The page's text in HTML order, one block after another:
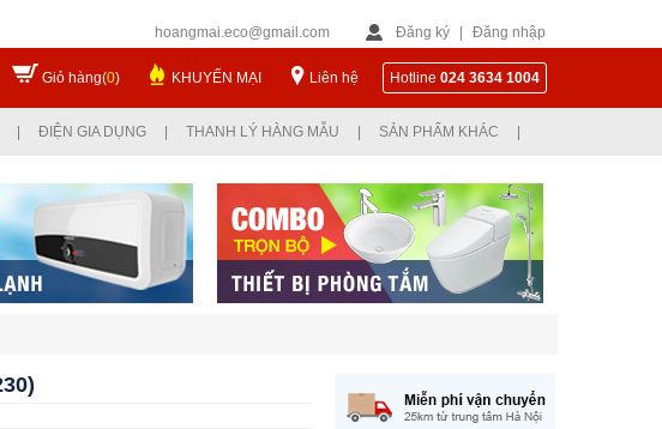
hoangmai.eco@gmail.com Đăng ký Đăng nhập
Giỏ hàng(0) KHUYẾN MẠI Liên hệ Hotline 024 3634 1004
ĐIỆN GIA DỤNG THANH LÝ HÀNG MẪU SẢN PHẨM KHÁC